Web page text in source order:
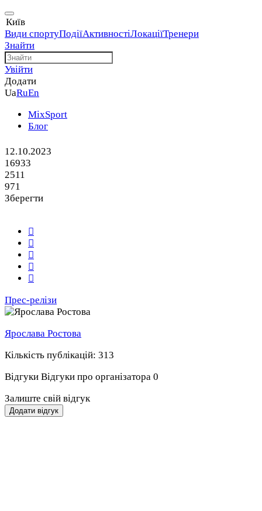
Київ
Види спортуПодіїАктивностіЛокаціїТренери
Знайти
Увійти
Додати
UaRuEn
MixSport
Блог
12.10.2023
16933
2511
971
Зберегти
Прес-релізи
Ярослава Ростова
Кількість публікацій: 313
Відгуки Відгуки про організатора 0
Залиште свій відгук
Додати відгук